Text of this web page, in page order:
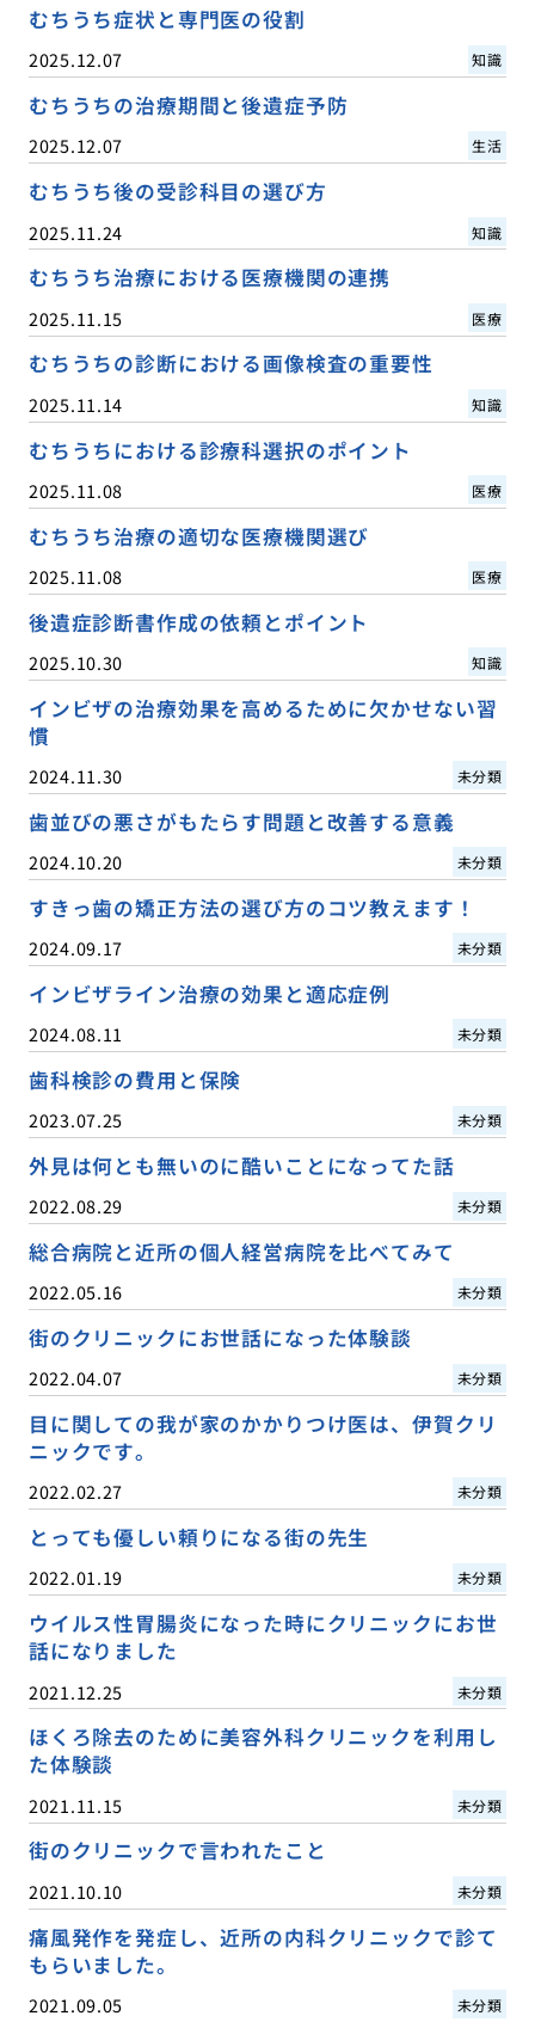
むちうち症状と専門医の役割
2025.12.07 知識
むちうちの治療期間と後遺症予防
2025.12.07 生活
むちうち後の受診科目の選び方
2025.11.24 知識
むちうち治療における医療機関の連携
2025.11.15 医療
むちうちの診断における画像検査の重要性
2025.11.14 知識
むちうちにおける診療科選択のポイント
2025.11.08 医療
むちうち治療の適切な医療機関選び
2025.11.08 医療
後遺症診断書作成の依頼とポイント
2025.10.30 知識
インビザの治療効果を高めるために欠かせない習
慣
2024.11.30 未分類
歯並びの悪さがもたらす問題と改善する意義
2024.10.20 未分類
すきっ歯の矯正方法の選び方のコツ教えます！
2024.09.17 未分類
インビザライン治療の効果と適応症例
2024.08.11 未分類
歯科検診の費用と保険
2023.07.25 未分類
外見は何とも無いのに酷いことになってた話
2022.08.29 未分類
総合病院と近所の個人経営病院を比べてみて
2022.05.16 未分類
街のクリニックにお世話になった体験談
2022.04.07 未分類
目に関しての我が家のかかりつけ医は、伊賀クリ
ニックです。
2022.02.27 未分類
とっても優しい頼りになる街の先生
2022.01.19 未分類
ウイルス性胃腸炎になった時にクリニックにお世
話になりました
2021.12.25 未分類
ほくろ除去のために美容外科クリニックを利用し
た体験談
2021.11.15 未分類
街のクリニックで言われたこと
2021.10.10 未分類
痛風発作を発症し、近所の内科クリニックで診て
もらいました。
2021.09.05 未分類